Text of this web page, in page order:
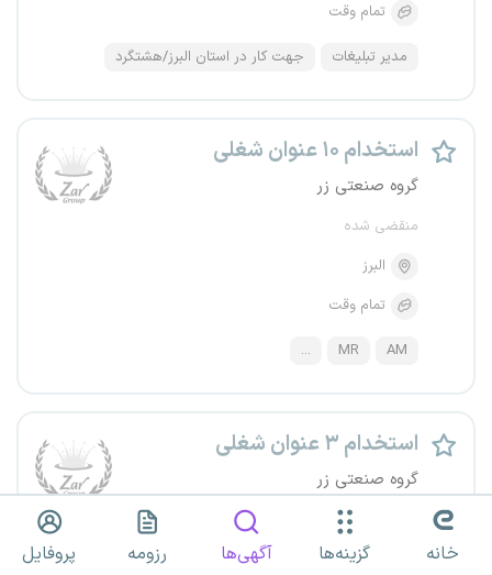
تمام وقت
مدیر تبلیغات جهت کار در استان البرز/هشتگرد
استخدام ۱۰ عنوان شغلی
گروه صنعتی زر
منقضی شده
البرز
تمام وقت
AM
MR
...
استخدام ۳ عنوان شغلی
گروه صنعتی زر
منقضی شده
البرز
خانه گزینه‌ها آگهی‌ها رزومه پروفایل